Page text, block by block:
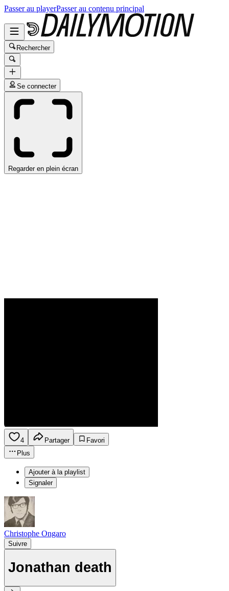
Passer au playerPasser au contenu principal
Rechercher
Se connecter
Regarder en plein écran
4 Partager
Favori
Plus
Ajouter à la playlist
Signaler
Christophe Ongaro
Suivre
Jonathan death